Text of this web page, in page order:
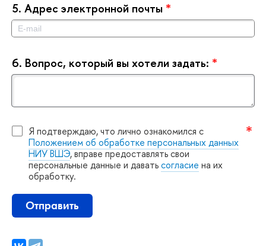
5. Адрес электронной почты *
6. опрос, который вы хотели задать: *
Я подтверждаю, что лично ознакомился с
Положением об обработке персональных данных
НИУ ВШЭ, вправе предоставлять свои
персональные данные и даватьсогласие на их
обработку.
Отправить